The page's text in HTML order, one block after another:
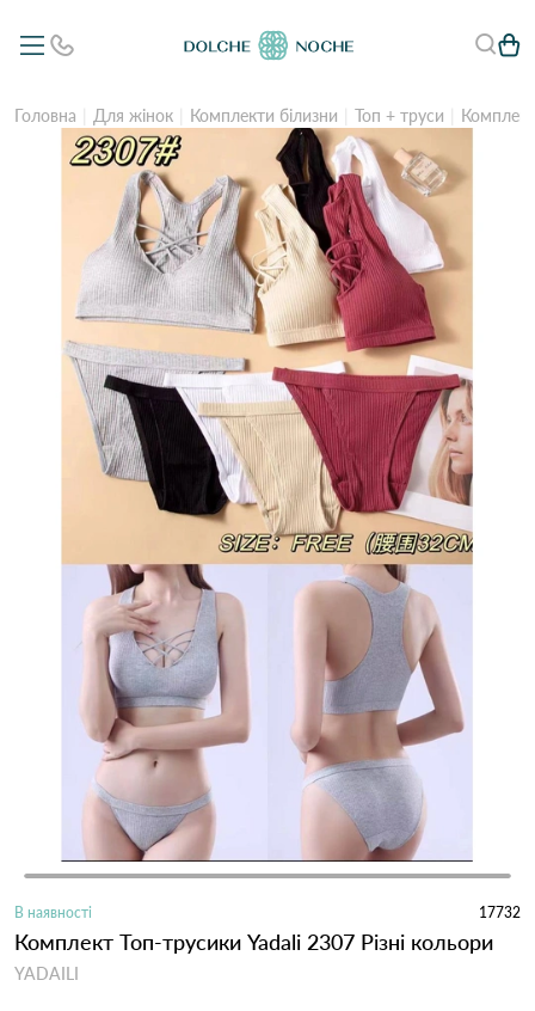
Головна Для жінок Комплекти білизни Топ + труси
В наявності 17732
Комплект Топ-трусики Yadali 2307 Різні кольори
YADAILI